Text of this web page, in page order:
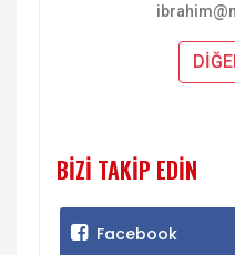
BIZI TAKIP EDIN
Facebook